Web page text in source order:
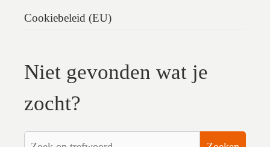
Cookiebeleid (EU)
Niet gevonden wat je
zocht?